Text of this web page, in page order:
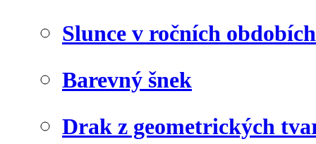
Slunce v ročních obdobích
Barevný šnek
Drak z geometrických